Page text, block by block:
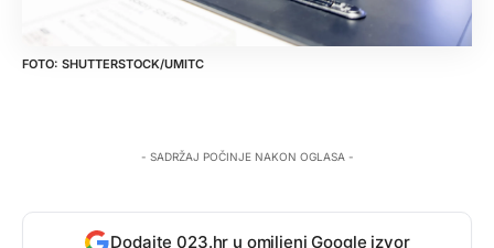
SHUTTERSTOCK/UMITC
- SADRŽAJ POČINJE NAKON OGLASA -
Dodajte 023.hr u omiljeni Google izvor